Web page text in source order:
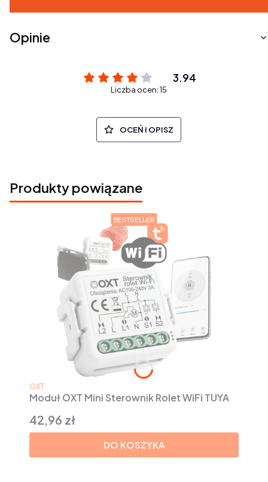
Opinie
3.94
Liczba ocen: 15
OCEŃ I OPISZ
Produkty powiązane
BESTSELLER
Moduł OXT Mini Sterownik Rolet WiFi TUYA
PRODUCENT
OXT
Cena
42,96 zł
DO KOSZYKA